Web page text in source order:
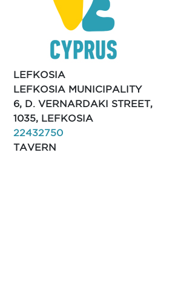
LEFKOSIA
LEFKOSIA MUNICIPALITY
6, D. VERNARDAKI STREET,
1035, LEFKOSIA
22432750
TAVERN